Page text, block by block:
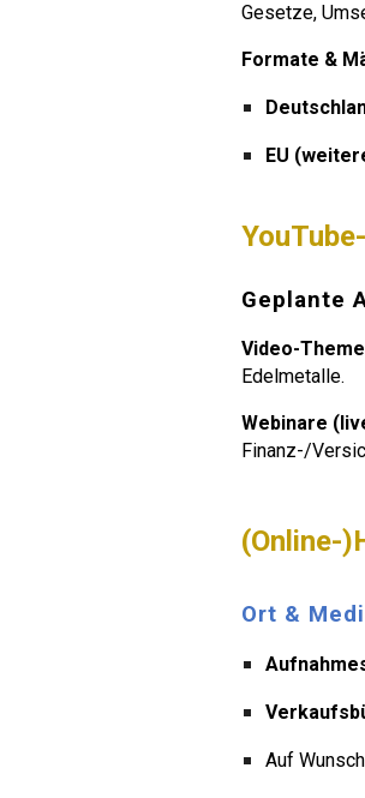
Gesetze,
Formate &
EU
Geplante
Video-
Edelmetalle.
Webinare
Finanz-/
(Online-
Ort &
Auf Wunsch